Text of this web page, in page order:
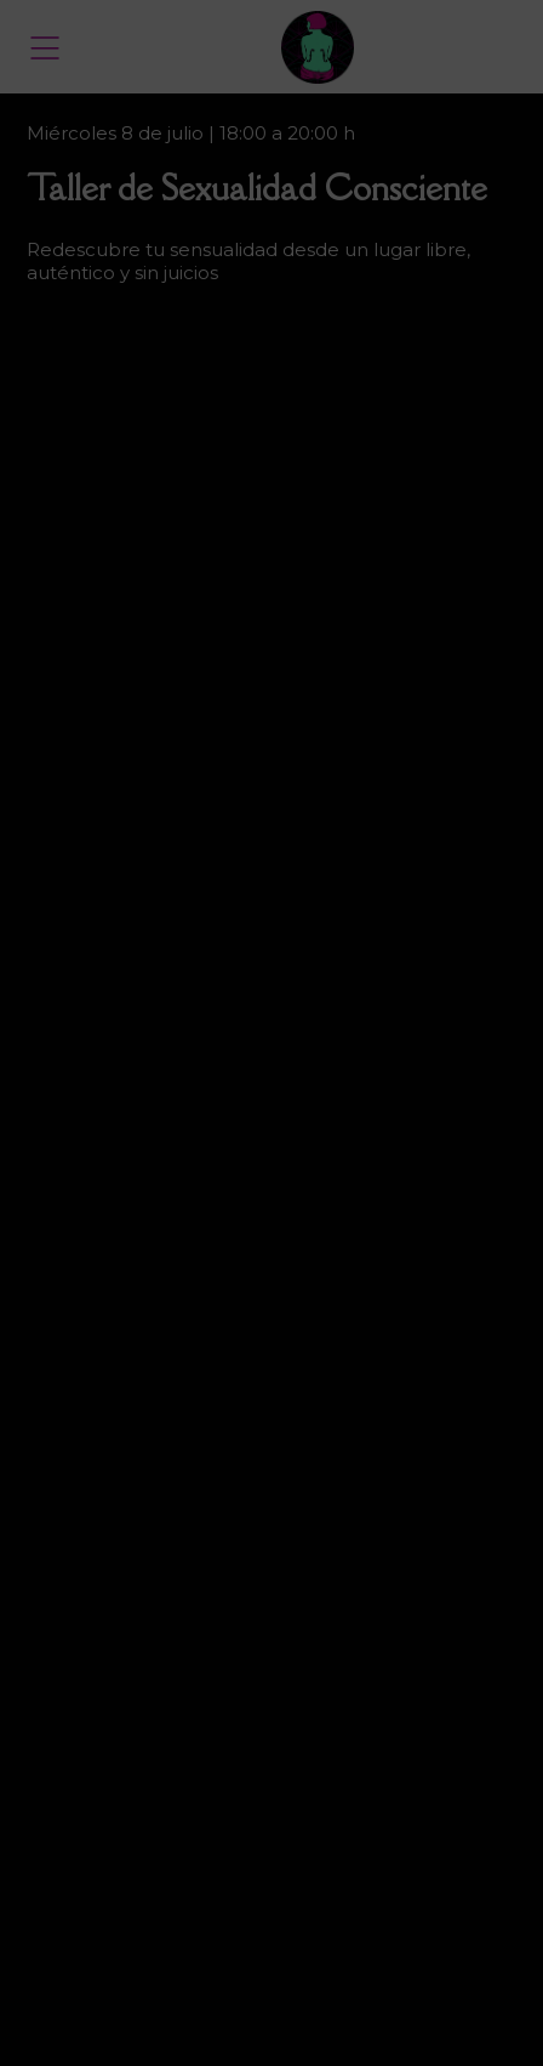
Miércoles 8 de julio | 18:00 a 20:00 h
Taller de Sexualidad Consciente
Redescubre tu sensualidad desde un lugar libre,
auténtico y sin juicios